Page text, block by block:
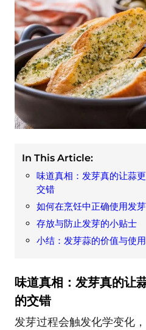
In This Article:
味道真相：发芽真的让蒜
交错
如何在烹饪中正确使用发
存放与防止发芽的小贴士
小结：发芽蒜的价值与使
味道真相：发芽真的让
的交错
发芽过程会触发化学变化